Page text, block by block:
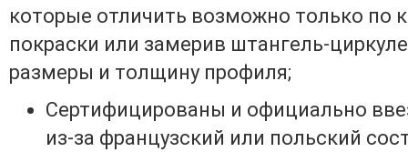
которые отличить возможно только по
покраски или замерив штангель-
размеры и толщину профиля;
Сертифицированы и официально
из-за французский или польский